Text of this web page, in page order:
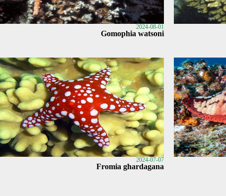
2024-08-01
Gomophia watsoni
2024-07-07
Fromia ghardagana